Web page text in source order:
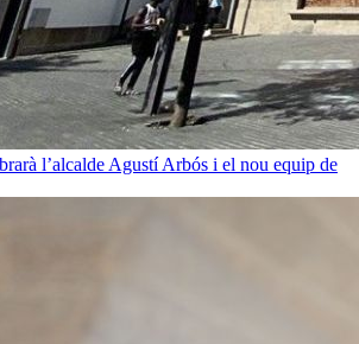
l’alcalde Agustí Arbós i el nou equip de